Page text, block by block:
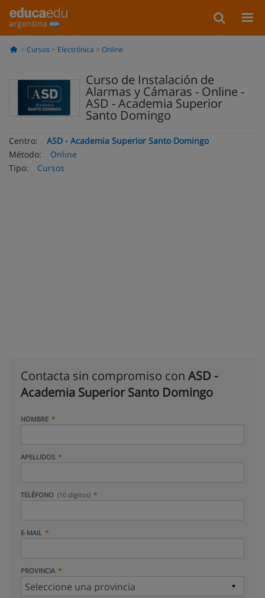
argentina
Cursos Electrónica Online
Curso de Instalación de
Alarmas y Cámaras - Online -
ASD - Academia Superior
Santo Domingo
Centro:
ASD - Academia Superior Santo Domingo
Método:
Online
Tipo:
Cursos
Contacta sin compromiso con ASD -
Academia Superior Santo Domingo
NOMBRE
APELLIDOS
TELÉFONO (10 dígitos)
E-MAIL
PROVINCIA